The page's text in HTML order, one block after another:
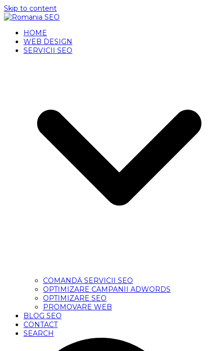
Skip to content
HOME
WEB DESIGN
SERVICII SEO
COMANDĂ SERVICII SEO
OPTIMIZARE CAMPANII ADWORDS
OPTIMIZARE SEO
PROMOVARE WEB
BLOG SEO
CONTACT
SEARCH